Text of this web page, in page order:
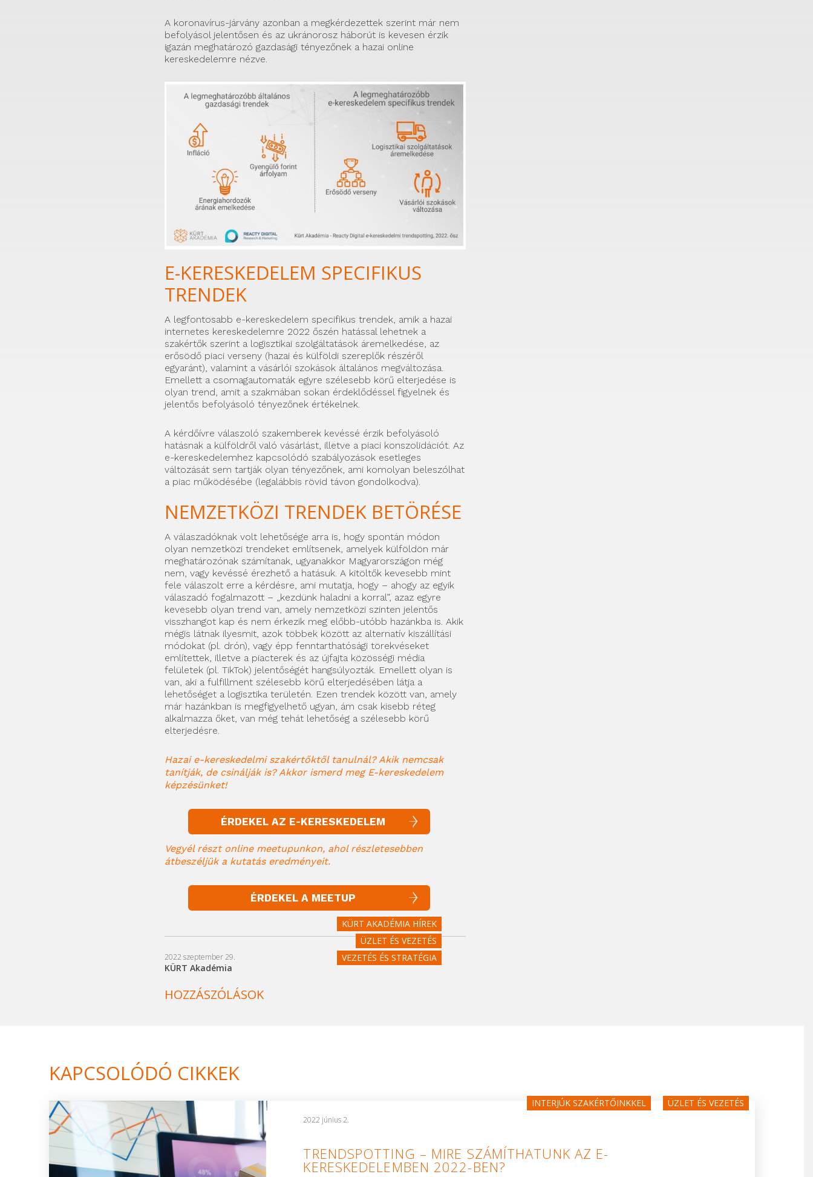
A koronavírus-járvány azonban a megkérdezettek szerint már nem
befolyásol jelentősen és az ukránorosz háborút is kevesen érzik
igazán meghatározó gazdasági tényezőnek a hazai online
kereskedelemre nézve.
E-KERESKEDELEM SPECIFIKUS
TRENDEK
A legfontosabb e-kereskedelem specifikus trendek, amik a hazai
internetes kereskedelemre 2022 őszén hatással lehetnek a
szakértők szerint a logisztikai szolgáltatások áremelkedése, az
erősödő piaci verseny (hazai és külföldi szereplők részéről
egyaránt), valamint a vásárlói szokások általános megváltozása.
Emellett a csomagautomaták egyre szélesebb körű elterjedése is
olyan trend, amit a szakmában sokan érdeklődéssel figyelnek és
jelentős befolyásoló tényezőnek értékelnek.
A kérdőívre válaszoló szakemberek kevéssé érzik befolyásoló
hatásnak a külföldről való vásárlást, illetve a piaci konszolidációt. Az
e-kereskedelemhez kapcsolódó szabályozások esetleges
változását sem tartják olyan tényezőnek, ami komolyan beleszólhat
a piac működésébe (legalábbis rövid távon gondolkodva).
NEMZETKÖZI TRENDEK BETÖRÉSE
A válaszadóknak volt lehetősége arra is, hogy spontán módon
olyan nemzetközi trendeket említsenek, amelyek külföldön már
meghatározónak számítanak, ugyanakkor Magyarországon még
nem, vagy kevéssé érezhető a hatásuk. A kitöltők kevesebb mint
fele válaszolt erre a kérdésre, ami mutatja, hogy – ahogy az egyik
válaszadó fogalmazott – „kezdünk haladni a korral”, azaz egyre
kevesebb olyan trend van, amely nemzetközi szinten jelentős
visszhangot kap és nem érkezik meg előbb-utóbb hazánkba is. Akik
mégis látnak ilyesmit, azok többek között az alternatív kiszállítási
módokat (pl. drón), vagy épp fenntarthatósági törekvéseket
említettek, illetve a piacterek és az újfajta közösségi média
felületek (pl. TikTok) jelentőségét hangsúlyozták. Emellett olyan is
van, aki a fulfillment szélesebb körű elterjedésében látja a
lehetőséget a logisztika területén. Ezen trendek között van, amely
már hazánkban is megfigyelhető ugyan, ám csak kisebb réteg
alkalmazza őket, van még tehát lehetőség a szélesebb körű
elterjedésre.
Hazai e-kereskedelmi szakértőktől tanulnál? Akik nemcsak
tanítják, de csinálják is? Akkor ismerd meg E-kereskedelem
képzésünket!
ÉRDEKEL AZ E-KERESKEDELEM
KÉPZÉS
Vegyél résztonline meetupunkon, ahol részletesebben
átbeszéljük a kutatás eredményeit.
ÉRDEKEL A MEETUP
2022 szeptember 29.
KÜRT Akadémia
KÜRT AKADÉMIA HÍREK
ÜZLET ÉS VEZETÉS
VEZETÉS ÉS STRATÉGIA
HOZZÁSZÓLÁSOK
KAPCSOLÓDÓ CIKKEK
INTERJÚK SZAKÉRTŐINKKEL ÜZLET ÉS VEZETÉS
2022 június 2.
TRENDSPOTTING – MIRE SZÁMÍTHATUNK AZ E-
KERESKEDELEMBEN 2022-BEN?